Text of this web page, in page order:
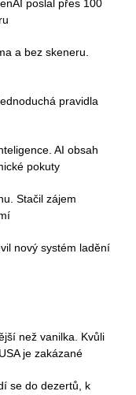
poslal přes 100
a bez skeneru.
pravidla
AI obsah
pokuty
Stačil zájem
nový systém ladění
než vanilka. Kvůli
je zakázané
se do dezertů, k